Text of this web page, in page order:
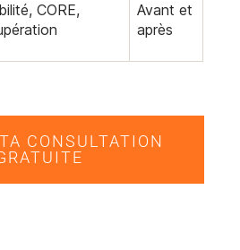
CORE,
Avant et
après
CONSULTATION